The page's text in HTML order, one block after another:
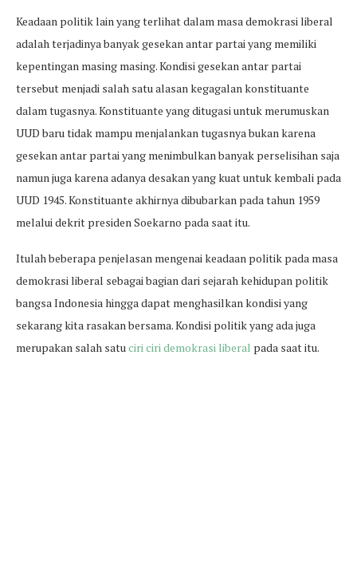
Keadaan politik lain yang terlihat dalam masa demokrasi liberal
adalah terjadinya banyak gesekan antar partai yang memiliki
kepentingan masing masing. Kondisi gesekan antar partai
tersebut menjadi salah satu alasan kegagalan konstituante
dalam tugasnya. Konstituante yang ditugasi untuk merumuskan
UUD baru tidak mampu menjalankan tugasnya bukan karena
gesekan antar partai yang menimbulkan banyak perselisihan saja
namun juga karena adanya desakan yang kuat untuk kembali pada
UUD 1945. Konstituante akhirnya dibubarkan pada tahun 1959
melalui dekrit presiden Soekarno pada saat itu.
Itulah beberapa penjelasan mengenai keadaan politik pada masa
demokrasi liberal sebagai bagian dari sejarah kehidupan politik
bangsa Indonesia hingga dapat menghasilkan kondisi yang
sekarang kita rasakan bersama. Kondisi politik yang ada juga
merupakan salah satuciri ciri demokrasi liberal pada saat itu.